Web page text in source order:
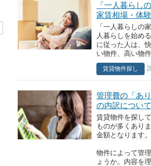
「一人暮らし
家賃相場・体
「一人暮らし
人暮らしを始め
に従った人は、
い物件、高い物
賃貸物件探し
管理費の「あ
の内訳について
賃貸物件を探し
ものが多くあり
金額となります。
物件によって管
ょうか。内容を